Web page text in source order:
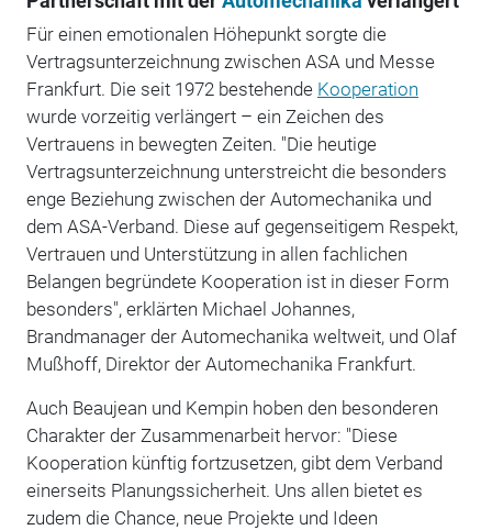
Für einen emotionalen Höhepunkt sorgte die
Vertragsunterzeichnung zwischen ASA und Messe
Frankfurt. Die seit 1972 bestehende Kooperation
wurde vorzeitig verlängert – ein Zeichen des
Vertrauens in bewegten Zeiten. "Die heutige
Vertragsunterzeichnung unterstreicht die besonders
enge Beziehung zwischen der Automechanika und
dem ASA-Verband. Diese auf gegenseitigem Respekt,
Vertrauen und Unterstützung in allen fachlichen
Belangen begründete Kooperation ist in dieser Form
besonders", erklärten Michael Johannes,
Brandmanager der Automechanika weltweit, und Olaf
Mußhoff, Direktor der Automechanika Frankfurt.
Auch Beaujean und Kempin hoben den besonderen
Charakter der Zusammenarbeit hervor: "Diese
Kooperation künftig fortzusetzen, gibt dem Verband
einerseits Planungssicherheit. Uns allen bietet es
zudem die Chance, neue Projekte und Ideen